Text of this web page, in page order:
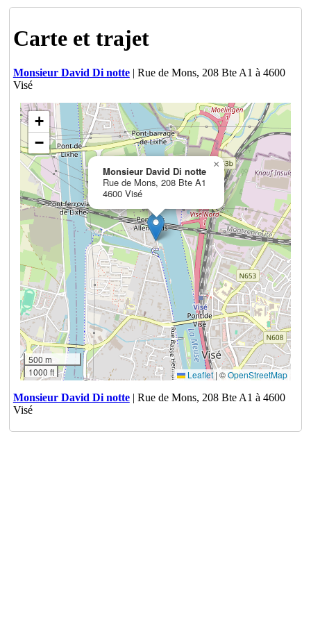
Carte et trajet
Monsieur David Di notte| Rue de Mons, 208 Bte A1 à 4600
Visé
Monsieur David Di notte
Rue de Mons, 208 Bte A1
4600 Visé
×
+
−
500 m
1000 ft
Leaflet| ©OpenStreetMap
Monsieur David Di notte| Rue de Mons, 208 Bte A1 à 4600
Visé